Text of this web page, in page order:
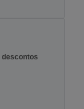
descontos